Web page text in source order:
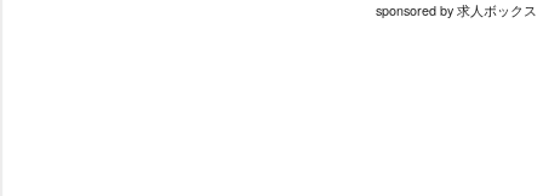
sponsored by 求人ボックス